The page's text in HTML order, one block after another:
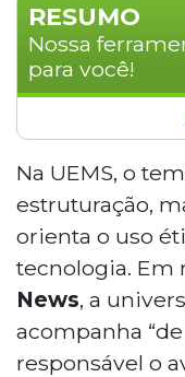
RESUMO
Nossa
para você!
UEMS e
uso de
professores. A
ético e um
UFMS
transparência,
em casos de
2026,
nos cursos de
Na UEMS, o
estruturação,
orienta o uso
tecnologia. Em
News, a
acompanha
responsável o